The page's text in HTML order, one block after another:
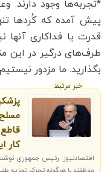
*تجربه‌ها وجود دارند.
پیش آمده که کُردها
قدرت یا فداکاری آنها
طرف‌های درگیر در این
بگذارید. ما مزدور
خبر مرتبط
کار
اقتصادنیوز: رئیس جمهوری